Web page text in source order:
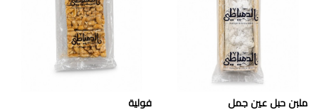
ملبن حبل عين جمل فولية